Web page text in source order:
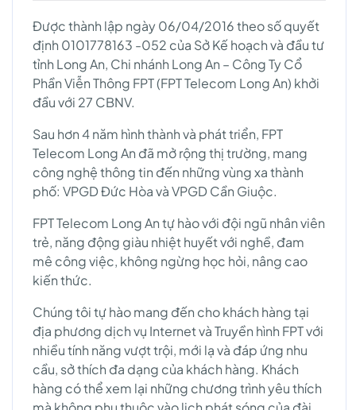
Được thành lập ngày 06/04/2016 theo số quyết
định 0101778163 -052 của Sở Kế hoạch và đầu tư
tỉnh Long An, Chi nhánh Long An – Công Ty Cổ
Phần Viễn Thông FPT (FPT Telecom Long An) khởi
đầu với 27 CBNV.
Sau hơn 4 năm hình thành và phát triển, FPT
Telecom Long An đã mở rộng thị trường, mang
công nghệ thông tin đến những vùng xa thành
phố: VPGD Đức Hòa và VPGD Cần Giuộc.
FPT Telecom Long An tự hào với đội ngũ nhân viên
trẻ, năng động giàu nhiệt huyết với nghề, đam
mê công việc, không ngừng học hỏi, nâng cao
kiến thức.
Chúng tôi tự hào mang đến cho khách hàng tại
địa phương dịch vụ Internet và Truyền hình FPT với
nhiều tính năng vượt trội, mới lạ và đáp ứng nhu
cầu, sở thích đa dạng của khách hàng. Khách
hàng có thể xem lại những chương trình yêu thích